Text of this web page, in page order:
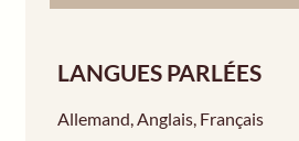
LANGUES PARLÉES
Allemand,Anglais, Français